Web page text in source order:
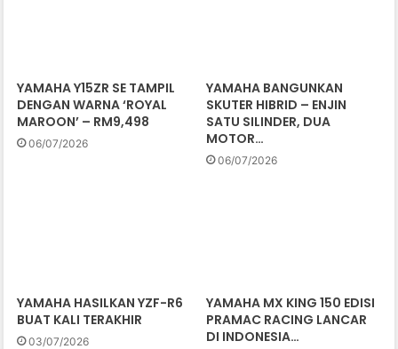
YAMAHA Y15ZR SE TAMPIL
DENGAN WARNA ‘ROYAL
MAROON’ – RM9,498
06/07/2026
YAMAHA BANGUNKAN
SKUTER HIBRID – ENJIN
SATU SILINDER, DUA
MOTOR…
06/07/2026
YAMAHA HASILKAN YZF-R6
BUAT KALI TERAKHIR
03/07/2026
YAMAHA MX KING 150 EDISI
PRAMAC RACING LANCAR
DI INDONESIA…